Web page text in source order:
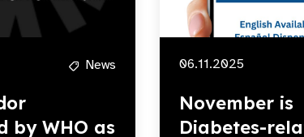
News
by WHO as
06.11.2025
November is
Diabetes-